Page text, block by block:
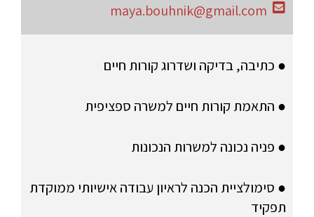
maya.bouhnik@gmail.com
● כתיבה, בדיקה ושדרוג קורות חיים
● התאמת קורות חיים למשרה ספציפית
● פניה נכונה למשרות הנכונות
● סימולציית הכנה לראיון עבודה אישיותי ממוקדת
תפקיד